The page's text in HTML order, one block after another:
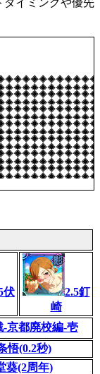
伏
2.5釘
崎
-京都廃校編-壱
悟(0.2秒)
葵(2周年)